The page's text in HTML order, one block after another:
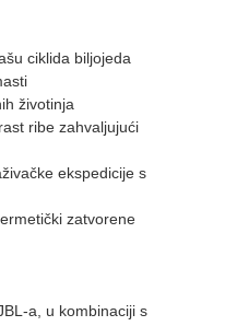
ciklida biljojeda
životinja
ribe zahvaljujući
ekspedicije s
zatvorene
a, u kombinaciji s